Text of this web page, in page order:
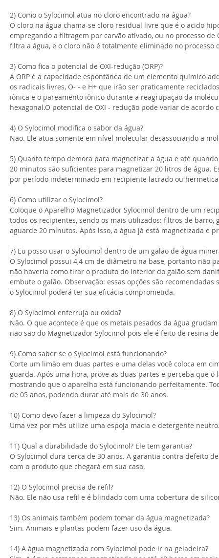
2) Como o Sylocimol atua no cloro encontrado na água?
O cloro na água chama-se cloro residual livre que é o acido
empregando a filtragem por carvão ativado, ou no processo
filtra a água, e o cloro não é totalmente eliminado no processo
3) Como fica o potencial de OXI-redução (ORP)?
A ORP é a capacidade espontânea de um elemento químico
os radicais livres, O- - e H+ que irão ser praticamente
iônica e o pareamento iônico durante a reagrupação da
hexagonal.O potencial de OXI - redução pode variar de
4) O Sylocimol modifica o sabor da água?
Não. Ele atua somente em nível molecular desassociando a
5) Quanto tempo demora para magnetizar a água e até
20 minutos são suficientes para magnetizar 20 litros de água.
por período indeterminado em recipiente lacrado ou
6) Como utilizar o Sylocimol?
Coloque o Aparelho Magnetizador Sylocimol dentro de um
todos os recipientes, sendo os mais utilizados: filtros de
aguarde 20 minutos. Após isso, a água já está magnetizada e
7) Eu posso usar o Sylocimol dentro de um galão de água
O Sylocimol possui 4,4 cm de diâmetro na base, portanto não
não haveria como tirar o produto do interior do galão sem
embute o galão. Observação: essas opções são
o Sylocimol poderá ter sua eficácia comprometida.
8) O Sylocimol enferruja ou oxida?
Não. O que acontece é que os metais pesados da água
não são do Magnetizador Sylocimol pois ele é feito de resina
9) Como saber se o Sylocimol está funcionando?
Corte um limão em duas partes e uma delas você coloca em
guarda. Após uma hora, prove as duas partes e perceba que
mostrando que o aparelho está funcionando perfeitamente.
de 05 anos, podendo durar até mais de 30 anos.
10) Como devo fazer a limpeza do Sylocimol?
Uma vez por mês utilize uma espoja macia e detergente
11) Qual a durabilidade do Sylocimol? Ele tem garantia?
O Sylocimol dura cerca de 30 anos. A garantia contra defeito
com o produto que chegará em sua casa.
12) O Sylocimol precisa de refil?
Não. Ele não usa refil e é blindado com uma cobertura de
13) Os animais também podem tomar da água magnetizada?
Sim. Animais e plantas podem fazer uso da água.
14) A água magnetizada com Sylocimol pode ir na geladeira?